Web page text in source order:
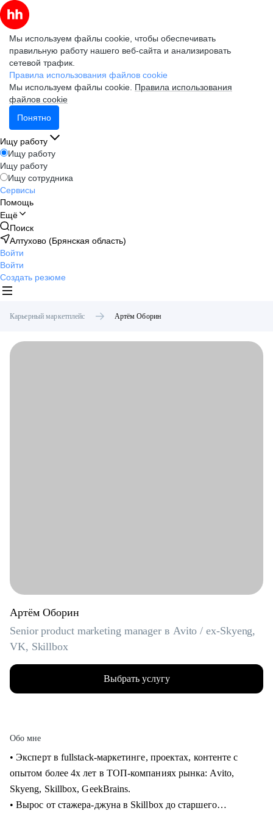
Мы используем файлы cookie, чтобы обеспечивать
правильную работу нашего веб-сайта и анализировать
сетевой трафик.
Правила использования файлов cookie
Мы используем файлы cookie. Правила использования
файлов cookie
Понятно
Ищу работу
Ищу работу
Ищу работу
Ищу сотрудника
Сервисы
Помощь
Ещё
Поиск
Алтухово (Брянская область)
Войти
Войти
Создать резюме
Карьерный маркетплейс Артём Оборин
Артём Оборин
Senior product marketing manager в Avito / ex-Skyeng,
VK, Skillbox
Выбрать услугу
Обо мне
• Эксперт в fullstack-маркетинге, проектах, контенте с
опытом более 4х лет в ТОП-компаниях рынка: Avito,
Skyeng, Skillbox, GeekBrains.
• Вырос от стажера-джуна в Skillbox до старшего